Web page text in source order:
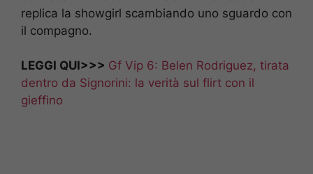
replica la showgirl scambiando uno sguardo con
il compagno.
LEGGI QUI>>> Gf Vip 6: Belen Rodriguez, tirata
dentro da Signorini: la verità sul flirt con il
gieffino